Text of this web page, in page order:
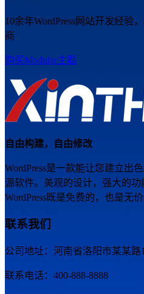
10余年WordPress网站开发经验
商
购买Modular主题
自由构建，自由修改
WordPress是一款能让您建立出
源软件。美观的设计，强大的功
WordPress既是免费的，也是无价
联系我们
公司地址：河南省洛阳市某某路
联系电话：400-888-8888